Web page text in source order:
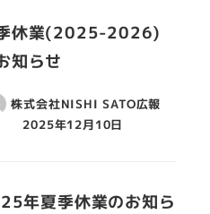
休業(2025-2026)
知らせ
株式会社NISHI SATO広報
2025年12月10日
年夏季休業のお知ら